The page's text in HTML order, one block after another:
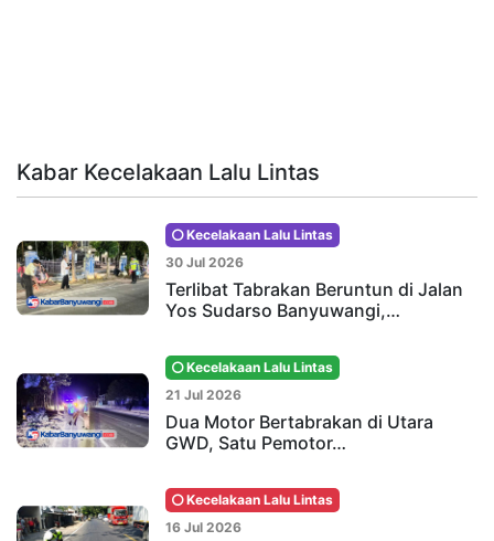
Kabar Kecelakaan Lalu Lintas
Kecelakaan Lalu Lintas
30 Jul 2026
Terlibat Tabrakan Beruntun di Jalan
Yos Sudarso Banyuwangi,…
Kecelakaan Lalu Lintas
21 Jul 2026
Dua Motor Bertabrakan di Utara
GWD, Satu Pemotor…
Kecelakaan Lalu Lintas
16 Jul 2026